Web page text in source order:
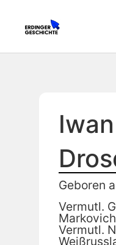
Iwan
Geboren
Vermutl.
Vermutl.